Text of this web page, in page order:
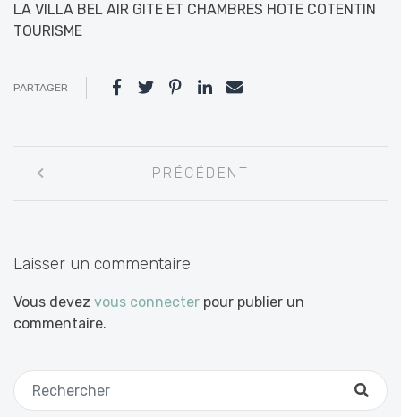
LA VILLA BEL AIR GITE ET CHAMBRES HOTE COTENTIN
TOURISME
PARTAGER
entre
PRÉCÉDENT
Laisser un commentaire
Vous devez vous connecter pour publier un
commentaire.